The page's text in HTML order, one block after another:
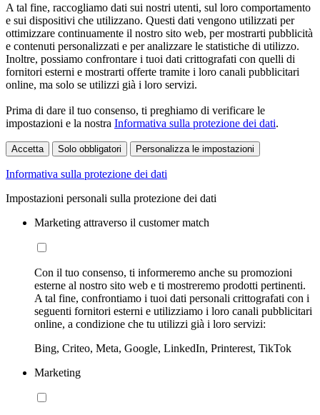
A tal fine, raccogliamo dati sui nostri utenti, sul loro comportamento
e sui dispositivi che utilizzano. Questi dati vengono utilizzati per
ottimizzare continuamente il nostro sito web, per mostrarti pubblicità
e contenuti personalizzati e per analizzare le statistiche di utilizzo.
Inoltre, possiamo confrontare i tuoi dati crittografati con quelli di
fornitori esterni e mostrarti offerte tramite i loro canali pubblicitari
online, ma solo se utilizzi già i loro servizi.
Prima di dare il tuo consenso, ti preghiamo di verificare le
impostazioni e la nostra Informativa sulla protezione dei dati.
Accetta Solo obbligatori Personalizza le impostazioni
Informativa sulla protezione dei dati
Impostazioni personali sulla protezione dei dati
Marketing attraverso il customer match
Con il tuo consenso, ti informeremo anche su promozioni
esterne al nostro sito web e ti mostreremo prodotti pertinenti.
A tal fine, confrontiamo i tuoi dati personali crittografati con i
seguenti fornitori esterni e utilizziamo i loro canali pubblicitari
online, a condizione che tu utilizzi già i loro servizi:
Bing, Criteo, Meta, Google, LinkedIn, Printerest, TikTok
Marketing